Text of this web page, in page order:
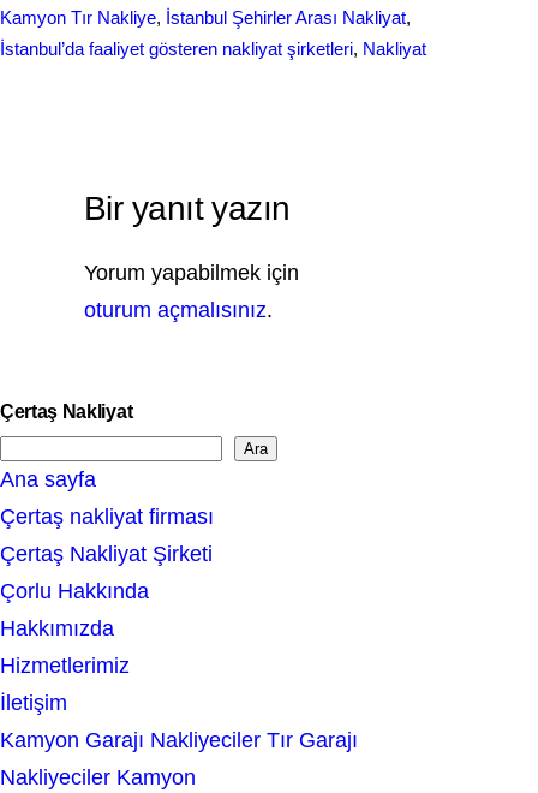
Kamyon Tır Nakliye, İstanbul Şehirler Arası Nakliyat
İstanbul’da faaliyet gösteren nakliyat şirketleri, Nakliyat
Bir yanıt yazın
Yorum yapabilmek için
oturum açmalısınız.
Çertaş Nakliyat
e
a
r
c
h
Ara
Ana sayfa
Çertaş nakliyat firması
Çertaş Nakliyat Şirketi
Çorlu Hakkında
Hakkımızda
Hizmetlerimiz
İletişim
Kamyon Garajı Nakliyeciler Tır Garajı
Nakliyeciler Kamyon